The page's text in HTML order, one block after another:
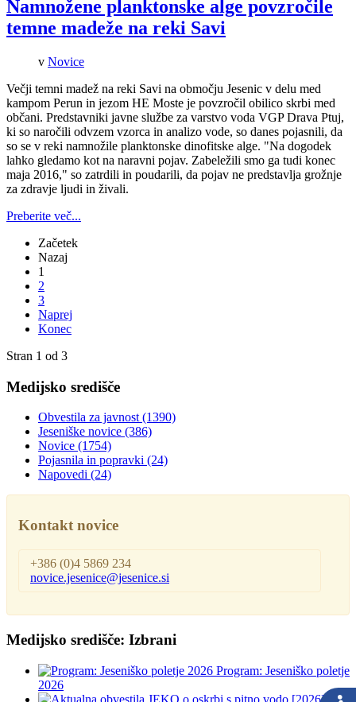
Namnožene planktonske alge povzročile
temne madeže na reki Savi
v Novice
Večji temni madež na reki Savi na območju Jesenic v delu med
kampom Perun in jezom HE Moste je povzročil obilico skrbi med
občani. Predstavniki javne službe za varstvo voda VGP Drava Ptuj,
ki so naročili odvzem vzorca in analizo vode, so danes pojasnili, da
so se v reki namnožile planktonske dinofitske alge. "Na dogodek
lahko gledamo kot na naravni pojav. Zabeležili smo ga tudi konec
maja 2016," so zatrdili in poudarili, da pojav ne predstavlja grožnje
za zdravje ljudi in živali.
Preberite več...
Začetek
Nazaj
1
2
3
Naprej
Konec
Stran 1 od 3
Medijsko središče
Obvestila za javnost (1390)
Jeseniške novice (386)
Novice (1754)
Pojasnila in popravki (24)
Napovedi (24)
Kontakt novice
+386 (0)4 5869 234
novice.jesenice@jesenice.si
Medijsko središče: Izbrani
Program: Jeseniško poletje
2026